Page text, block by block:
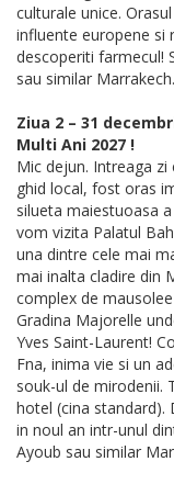
culturale unice.
influente europene si
descoperiti farmecul!
sau similar Marrakech.
Ziua 2 – 31
Multi Ani 2027 !
Mic dejun. Intreaga
ghid local, fost oras
silueta maiestuoasa
vom vizita Palatul
una dintre cele mai
mai inalta cladire din
complex de
Gradina Majorelle
Yves Saint-Laurent!
Fna, inima vie si un
souk-ul de mirodenii.
hotel (cina standard).
in noul an intr-unul
Ayoub sau similar